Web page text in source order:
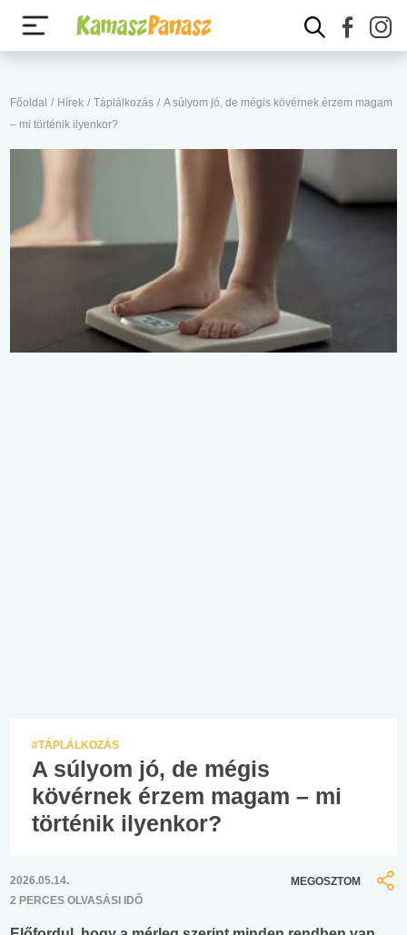
Főoldal / Hírek / Táplálkozás / A súlyom jó, de mégis kövérnek érzem magam
– mi történik ilyenkor?
#TÁPLÁLKOZÁS
A súlyom jó, de mégis
kövérnek érzem magam – mi
történik ilyenkor?
2026.05.14.
2 PERCES OLVASÁSI IDŐ
MEGOSZTOM